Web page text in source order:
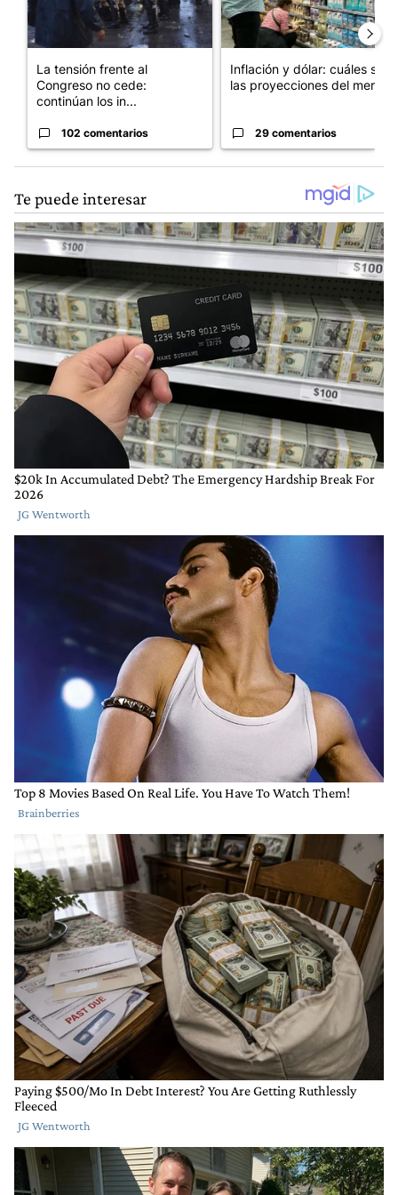
La tensión frente al
Congreso no cede:
continúan los in...
102 comentarios
Inflación y dólar: cuáles son
las proyecciones del merc...
29 comentarios